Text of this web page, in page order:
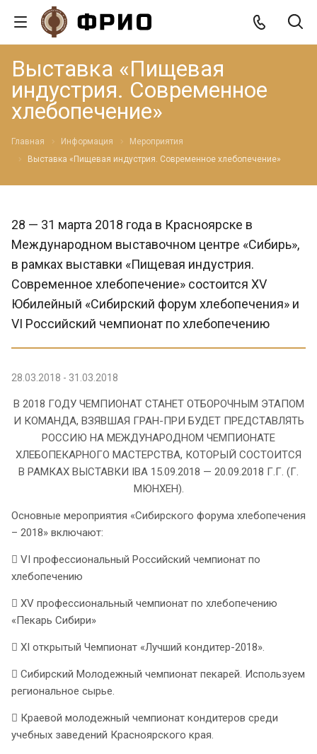
Выставка «Пищевая
индустрия. Современное
хлебопечение»
Главная Информация
Мероприятия
Выставка «Пищевая индустрия. Современное хлебопечение»
28 — 31 марта 2018 года в Красноярске в
Международном выставочном центре «Сибирь»,
в рамках выставки «Пищевая индустрия.
Современное хлебопечение» состоится XV
Юбилейный «Сибирский форум хлебопечения» и
VI Российский чемпионат по хлебопечению
28.03.2018 - 31.03.2018
В 2018 ГОДУ ЧЕМПИОНАТ СТАНЕТ ОТБОРОЧНЫМ ЭТАПОМ
И КОМАНДА, ВЗЯВШАЯ ГРАН-ПРИ БУДЕТ ПРЕДСТАВЛЯТЬ
РОССИЮ НА МЕЖДУНАРОДНОМ ЧЕМПИОНАТЕ
ХЛЕБОПЕКАРНОГО МАСТЕРСТВА, КОТОРЫЙ СОСТОИТСЯ
В РАМКАХ ВЫСТАВКИ IBA 15.09.2018 — 20.09.2018 Г.Г. (Г.
МЮНХЕН).
Основные мероприятия «Сибирского форума хлебопечения
– 2018» включают:
 VI профессиональный Российский чемпионат по
хлебопечению
 XV профессиональный чемпионат по хлебопечению
«Пекарь Сибири»
 XI открытый Чемпионат «Лучший кондитер-2018».
 Сибирский Молодежный чемпионат пекарей. Используем
региональное сырье.
 Краевой молодежный чемпионат кондитеров среди
учебных заведений Красноярского края.